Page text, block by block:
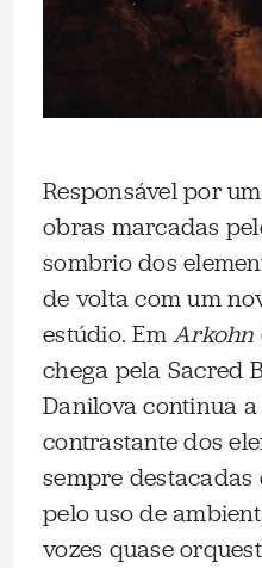
Responsável por
obras marcadas
sombrio dos
de volta com um
estúdio. EmArkohn
chega pela Sacred
Danilova continua
contrastante dos
sempre
pelo uso de
vozes quase